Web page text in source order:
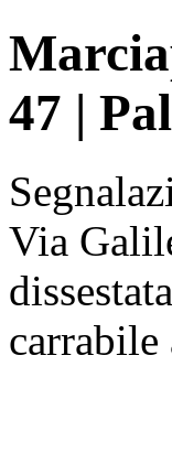
47 |
Via